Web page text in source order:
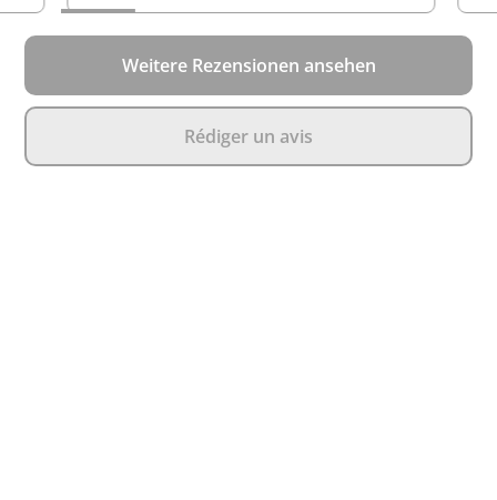
Weitere Rezensionen ansehen
Rédiger un avis